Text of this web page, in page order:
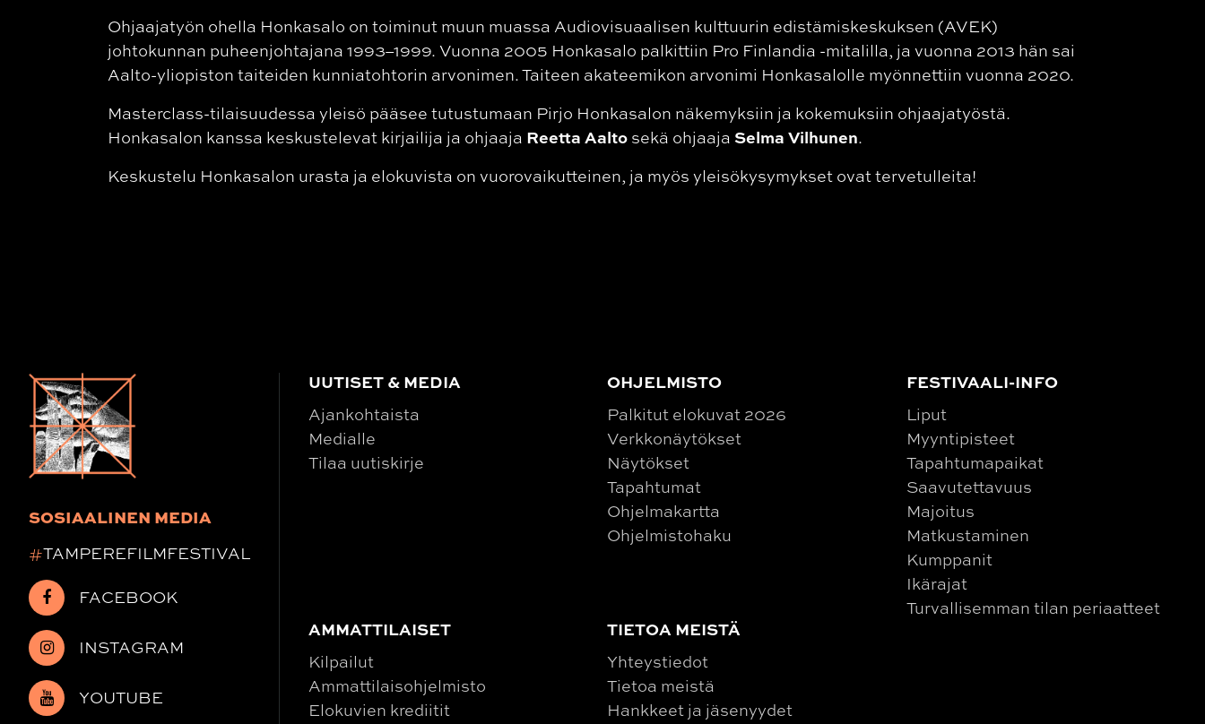
Ohjaajatyön ohella Honkasalo on toiminut muun muassa Audiovisuaalisen kulttuurin edistämiskeskuksen (AVEK)
johtokunnan puheenjohtajana 1993–1999. Vuonna 2005 Honkasalo palkittiin Pro Finlandia -mitalilla, ja vuonna 2013 hän sai
Aalto-yliopiston taiteiden kunniatohtorin arvonimen. Taiteen akateemikon arvonimi Honkasalolle myönnettiin vuonna 2020.
Masterclass-tilaisuudessa yleisö pääsee tutustumaan Pirjo Honkasalon näkemyksiin ja kokemuksiin ohjaajatyöstä.
Honkasalon kanssa keskustelevat kirjailija ja ohjaaja Reetta Aalto sekä ohjaajaSelma Vilhunen.
Keskustelu Honkasalon urasta ja elokuvista on vuorovaikutteinen, ja myös yleisökysymykset ovat tervetulleita!
SOSIAALINEN MEDIA
#TAMPEREFILMFESTIVAL
FACEBOOK
INSTAGRAM
YOUTUBE
UUTISET & MEDIA
Ajankohtaista
Medialle
Tilaa uutiskirje
OHJELMISTO
Palkitut elokuvat 2026
Verkkonäytökset
Näytökset
Tapahtumat
Ohjelmakartta
Ohjelmistohaku
FESTIVAALI-INFO
Liput
Myyntipisteet
Tapahtumapaikat
Saavutettavuus
Majoitus
Matkustaminen
Kumppanit
Ikärajat
Turvallisemman tilan periaatteet
AMMATTILAISET
Kilpailut
Ammattilaisohjelmisto
Elokuvien krediitit
TIETOA MEISTÄ
Yhteystiedot
Tietoa meistä
Hankkeet ja jäsenyydet